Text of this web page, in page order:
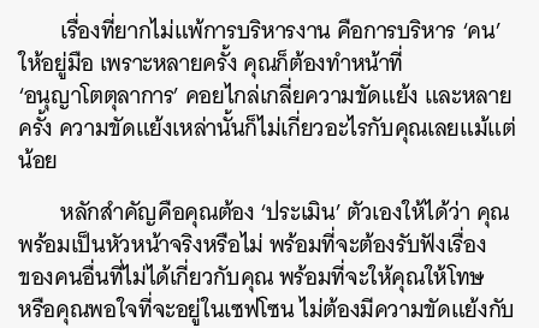
เรื่องที่ยากไม่แพ้การบริหารงาน คือการบริหาร ‘คน’
ให้อยู่มือ เพราะหลายครั้ง คุณก็ต้องทำหน้าที่
‘อนุญาโตตุลาการ’ คอยไกล่เกลี่ยความขัดแย้ง และหลาย
ครั้ง ความขัดแย้งเหล่านั้นก็ไม่เกี่ยวอะไรกับคุณเลยแม้แต่
น้อย
หลักสำคัญคือคุณต้อง ‘ประเมิน’ ตัวเองให้ได้ว่า คุณ
พร้อมเป็นหัวหน้าจริงหรือไม่ พร้อมที่จะต้องรับฟังเรื่อง
ของคนอื่นที่ไม่ได้เกี่ยวกับคุณ พร้อมที่จะให้คุณให้โทษ
หรือคุณพอใจที่จะอยู่ในเซฟโซน ไม่ต้องมีความขัดแย้งกับ